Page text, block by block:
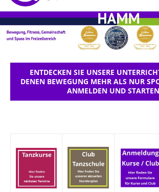
ENTDECKEN SIE UNSERE
DENEN BEWEGUNG MEHR ALS NUR
ANMELDEN UND